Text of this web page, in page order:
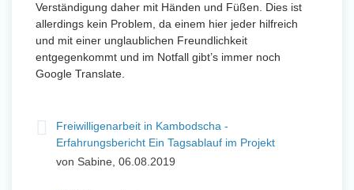
Verständigung daher mit Händen und Füßen. Dies ist
allerdings kein Problem, da einem hier jeder hilfreich
und mit einer unglaublichen Freundlichkeit
entgegenkommt und im Notfall gibt’s immer noch
Google Translate.
Freiwilligenarbeit in Kambodscha -
Erfahrungsbericht Ein Tagsablauf im Projekt
von Sabine, 06.08.2019